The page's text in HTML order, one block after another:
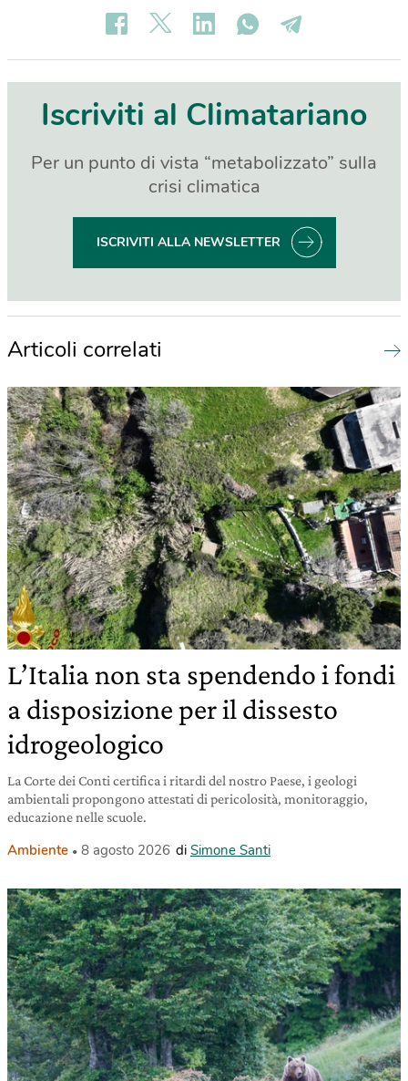
Iscriviti al Climatariano
Per un punto di vista “metabolizzato” sulla
crisi climatica
ISCRIVITI ALLA NEWSLETTER
Articoli correlati
L’Italia non sta spendendo i fondi
a disposizione per il dissesto
idrogeologico
La Corte dei Conti certifica i ritardi del nostro Paese, i geologi
ambientali propongono attestati di pericolosità, monitoraggio,
educazione nelle scuole.
Ambiente 8 agosto 2026 di Simone Santi